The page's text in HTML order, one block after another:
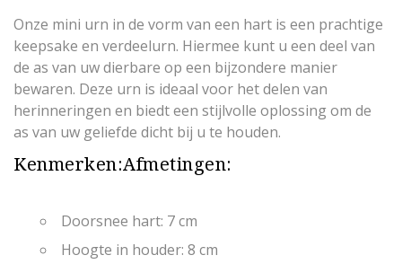
Onze mini urn in de vorm van een hart is een prachtige
keepsake en verdeelurn. Hiermee kunt u een deel van
de as van uw dierbare op een bijzondere manier
bewaren. Deze urn is ideaal voor het delen van
herinneringen en biedt een stijlvolle oplossing om de
as van uw geliefde dicht bij u te houden.
Kenmerken:Afmetingen:
Doorsnee hart: 7 cm
Hoogte in houder: 8 cm